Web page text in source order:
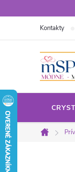
na
Kontakty
Domov